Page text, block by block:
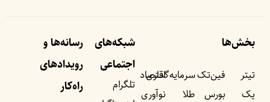
بخش‌ها
تیتر
یک
فین‌تک
بورس
سرمایه‌گذاری
طلا
اقتصاد
نوآوری
شبکه‌های
اجتماعی
تلگرام
رسانه‌ها و
رویداد‌های
راه‌کار